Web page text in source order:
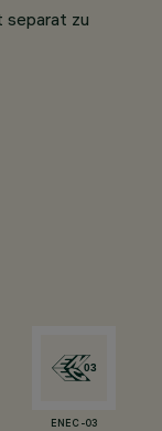
separat zu
ENEC-03